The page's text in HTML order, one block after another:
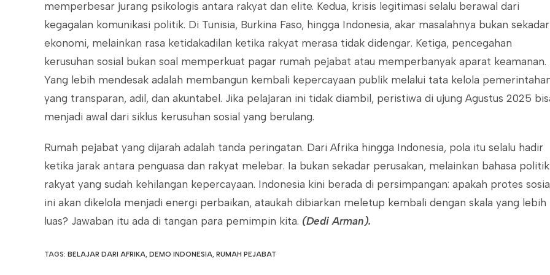
memperbesar jurang psikologis antara rakyat dan elite. Kedua, krisis legitimasi selalu berawal dari
kegagalan komunikasi politik. Di Tunisia, Burkina Faso, hingga Indonesia, akar masalahnya bukan sekadar
ekonomi, melainkan rasa ketidakadilan ketika rakyat merasa tidak didengar. Ketiga, pencegahan
kerusuhan sosial bukan soal memperkuat pagar rumah pejabat atau memperbanyak aparat keamanan.
Yang lebih mendesak adalah membangun kembali kepercayaan publik melalui tata kelola
yang transparan, adil, dan akuntabel. Jika pelajaran ini tidak diambil, peristiwa di ujung Agustus 2025
menjadi awal dari siklus kerusuhan sosial yang berulang.
Rumah pejabat yang dijarah adalah tanda peringatan. Dari Afrika hingga Indonesia, pola itu selalu hadir
ketika jarak antara penguasa dan rakyat melebar. Ia bukan sekadar perusakan, melainkan bahasa politik
rakyat yang sudah kehilangan kepercayaan. Indonesia kini berada di persimpangan: apakah protes sosial
ini akan dikelola menjadi energi perbaikan, ataukah dibiarkan meletup kembali dengan skala yang lebih
luas? Jawaban itu ada di tangan para pemimpin kita. (Dedi Arman).
TAGS: BELAJAR DARI AFRIKA, DEMO INDONESIA, RUMAH PEJABAT